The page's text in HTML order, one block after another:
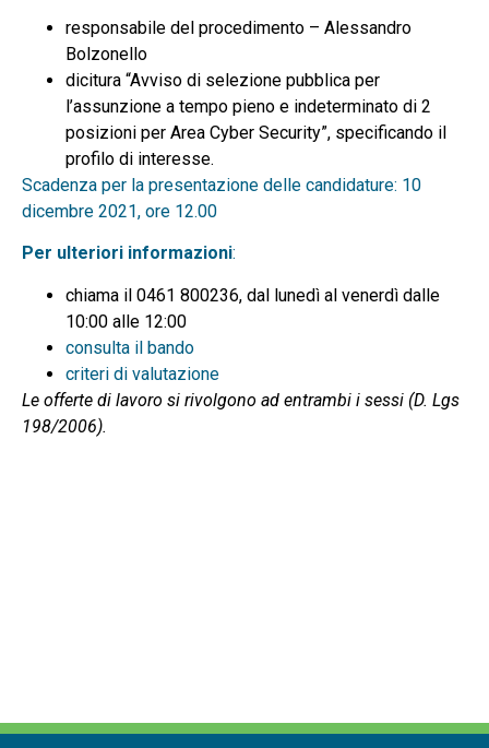
responsabile del procedimento – Alessandro
Bolzonello
dicitura “Avviso di selezione pubblica per
l’assunzione a tempo pieno e indeterminato di 2
posizioni per Area Cyber Security”, specificando il
profilo di interesse.
Scadenza per la presentazione delle candidature: 10
dicembre 2021, ore 12.00
Per ulteriori informazioni:
chiama il 0461 800236, dal lunedì al venerdì dalle
10:00 alle 12:00
consulta il bando
criteri di valutazione
Le offerte di lavoro si rivolgono ad entrambi i sessi (D. Lgs
198/2006).